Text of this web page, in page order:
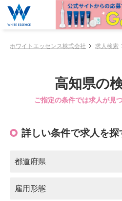
ホワイトエッセンス株式会社 求人検索
高知県の
ご指定の条件では求人が見
詳しい条件で求人を探
都道府県
雇用形態